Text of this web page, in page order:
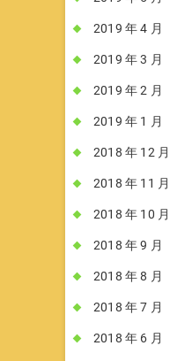
2019 年 4 月
2019 年 3 月
2019 年 2 月
2019 年 1 月
2018 年 12 月
2018 年 11 月
2018 年 10 月
2018 年 9 月
2018 年 8 月
2018 年 7 月
2018 年 6 月